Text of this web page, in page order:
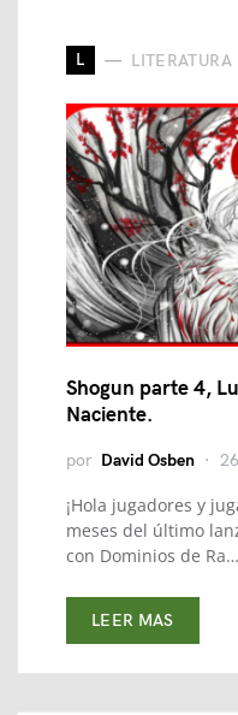
L LITERATURA
Shogun parte 4,
Naciente.
por David Osben
¡Hola jugadores y
meses del último
con Dominios de Ra…
LEER MAS